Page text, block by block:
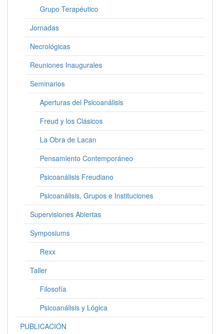
Grupo Terapéutico
Jornadas
Necrológicas
Reuniones Inaugurales
Seminarios
Aperturas del Psicoanálisis
Freud y los Clásicos
La Obra de Lacan
Pensamiento Contemporáneo
Psicoanálisis Freudiano
Psicoanálisis, Grupos e Instituciones
Supervisiones Abiertas
Symposiums
Rexx
Taller
Filosofía
Psicoanálisis y Lógica
PUBLICACIÓN